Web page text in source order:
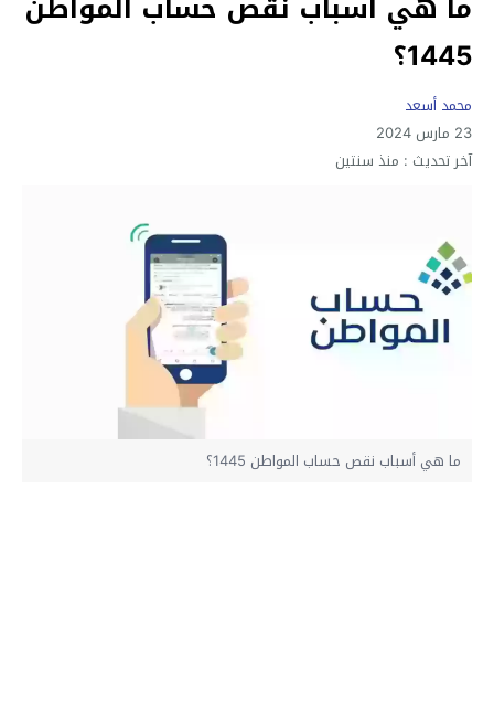
1445؟
محمد أسعد
23 مارس 2024
آخر تحديث : منذ سنتين
ما هي أسباب نقص حساب المواطن 1445؟